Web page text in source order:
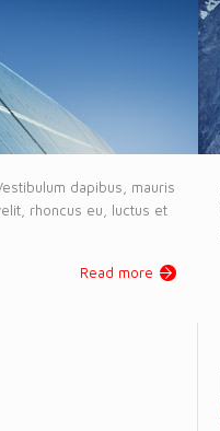
dapibus, mauris
rhoncus eu, luctus et
Read more